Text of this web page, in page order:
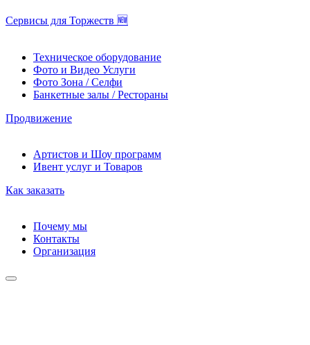
Сервисы для Торжеств 🆕
Техническое оборудование
Фото и Видео Услуги
Фото Зона / Селфи
Банкетные залы / Рестораны
Продвижение
Артистов и Шоу программ
Ивент услуг и Товаров
Как заказать
Почему мы
Контакты
Организация